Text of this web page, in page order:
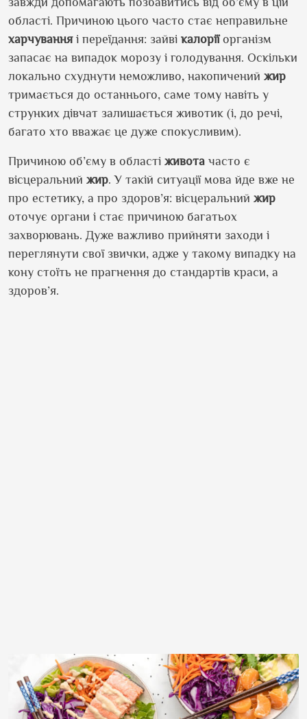
області. Причиною цього часто стає неправильне
харчування і переїдання: зайві калоріїорганізм
запасає на випадок морозу і голодування. Оскільки
локально схуднути неможливо, накопичений жир
тримається до останнього, саме тому навіть у
струнких дівчат залишається животик (і, до речі,
багато хто вважає це дуже спокусливим).
Причиною об’єму в області живота часто є
вісцеральний жир. У такій ситуації мова йде вже не
про естетику, а про здоров’я: вісцеральний жир
оточує органи і стає причиною багатьох
захворювань. Дуже важливо прийняти заходи і
переглянути свої звички, адже у такому випадку на
кону стоїть не прагнення до стандартів краси, а
здоров’я.